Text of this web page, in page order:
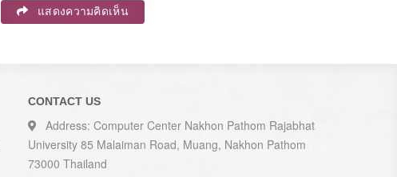
แสดงความคิดเห็น
CONTACT US
Address: Computer Center Nakhon Pathom Rajabhat
University 85 Malaiman Road, Muang, Nakhon Pathom
73000 Thailand